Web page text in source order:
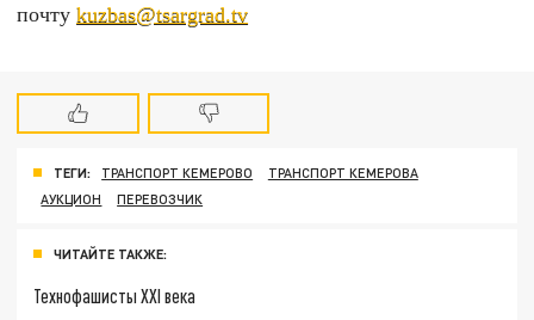
почтуkuzbas@tsargrad.tv
ТЕГИ: ТРАНСПОРТ КЕМЕРОВО
ТРАНСПОРТ КЕМЕРОВА
АУКЦИОН
ПЕРЕВОЗЧИК
ЧИТАЙТЕ ТАКЖЕ:
Технофашисты XXI века